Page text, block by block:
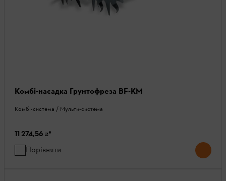
Комбі-насадка Грунтофреза BF-KM
Комбі-система / Мульти-система
11 274,56 ₴*
Порівняти